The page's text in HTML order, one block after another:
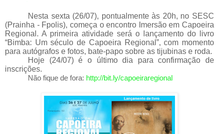
Nesta sexta (26/07), pontualmente às 20h, no SESC
(Prainha - Fpolis), começa o encontro Imersão em Capoeira
Regional. A primeira atividade será o lançamento do livro
“Bimba: Um século de Capoeira Regional”, com momento
para autógrafos e fotos, bate-papo sobre as tijubinas e roda.
Hoje (24/07) é o último dia para confirmação de
inscrições.
Não fique de fora: http://bit.ly/capoeiraregional